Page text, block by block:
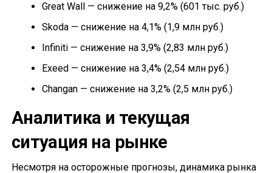
Great Wall — снижение на 9,2% (601 тыс. руб.)
Skoda — снижение на 4,1% (1,9 млн руб.)
Infiniti — снижение на 3,9% (2,83 млн руб.)
Exeed — снижение на 3,4% (2,54 млн руб.)
Changan — снижение на 3,2% (2,5 млн руб.)
Аналитика и текущая
ситуация на рынке
Несмотря на осторожные прогнозы, динамика рынка